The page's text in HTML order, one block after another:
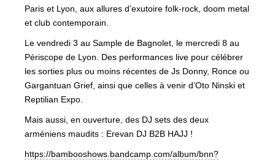
Paris et Lyon, aux allures d’exutoire folk-rock, doom metal
et club contemporain.
Le vendredi 3 au Sample de Bagnolet, le mercredi 8 au
Périscope de Lyon. Des performances live pour célébrer
les sorties plus ou moins récentes de Js Donny, Ronce ou
Gargantuan Grief, ainsi que celles à venir d’Oto Ninski et
Reptilian Expo.
Mais aussi, en ouverture, des DJ sets des deux
arméniens maudits : Erevan DJ B2B HAJJ !
https://bambooshows.bandcamp.com/album/bnn?